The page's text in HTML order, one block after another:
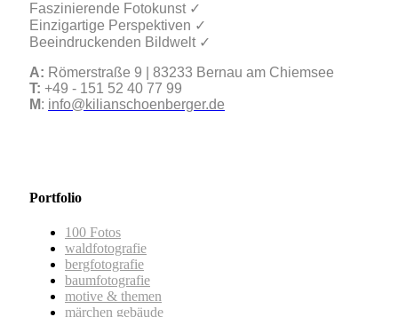
Faszinierende Fotokunst ✓
Einzigartige Perspektiven ✓
Beeindruckenden Bildwelt ✓
A: Römerstraße 9 | 83233 Bernau am Chiemsee
T: +49 - 151 52 40 77 99
M: info@kilianschoenberger.de
Portfolio
100 Fotos
waldfotografie
bergfotografie
baumfotografie
motive & themen
märchen gebäude